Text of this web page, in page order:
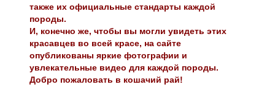
также их официальные стандарты каждой
породы.
И, конечно же, чтобы вы могли увидеть этих
красавцев во всей красе, на сайте
опубликованы яркие фотографии и
увлекательные видео для каждой породы.
Добро пожаловать в кошачий рай!